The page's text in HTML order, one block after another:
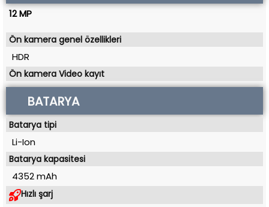
12 MP
Ön kamera genel özellikleri
HDR
Ön kamera Video kayıt
BATARYA
Batarya tipi
Li-Ion
Batarya kapasitesi
4352 mAh
Hızlı şarj